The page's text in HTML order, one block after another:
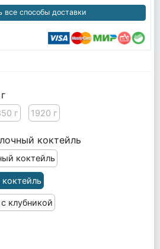
все способы доставки
г 1920 г
коктейль
коктейль
клубникой